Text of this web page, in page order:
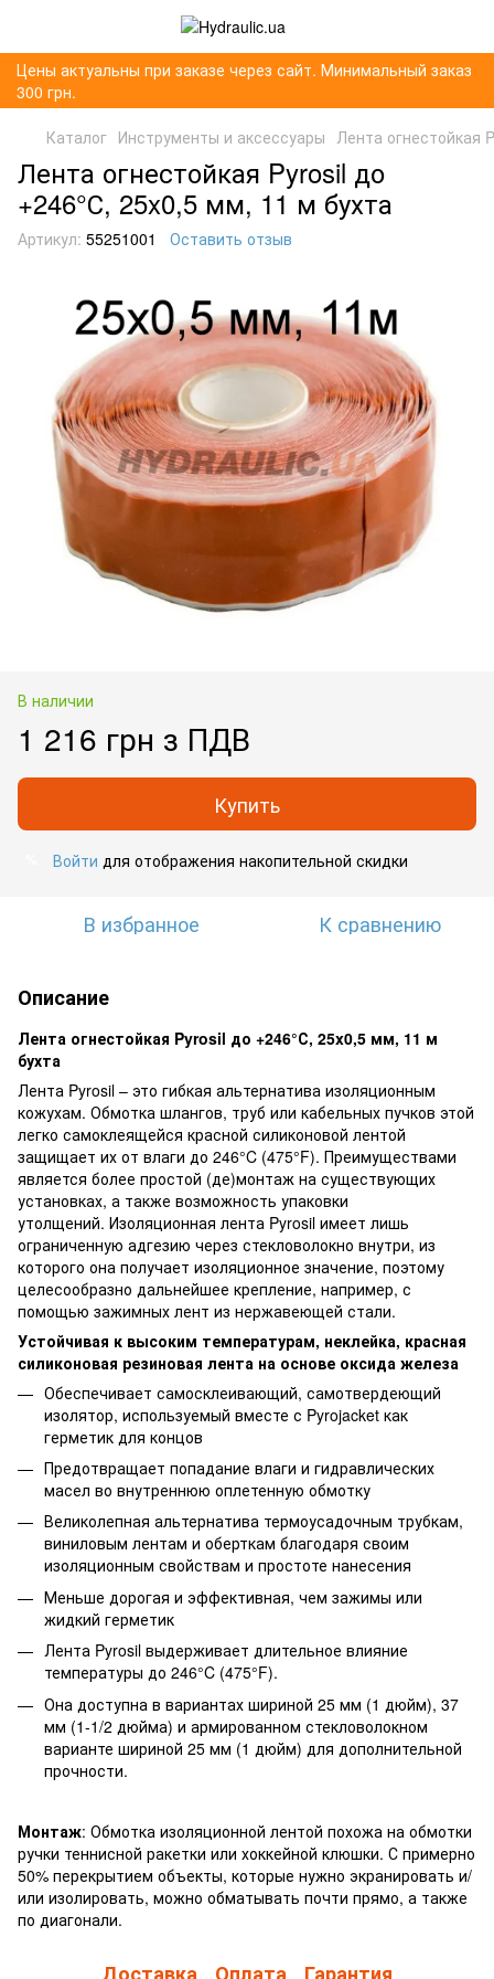
Цены актуальны при заказе через сайт. Минимальный заказ
300 грн.
Каталог Инструменты и аксессуары Лента огнестойкая
Лента огнестойкая Pyrosil до
+246°С, 25x0,5 мм, 11 м бухта
Артикул: 55251001 Оставить отзыв
В наличии
1 216 грн з ПДВ
Купить
Войти для отображения накопительной скидки
В избранное К сравнению
Описание
Лента огнестойкая Pyrosil до +246°С, 25x0,5 мм, 11 м
бухта
Лента Pyrosil – это гибкая альтернатива изоляционным
кожухам. Обмотка шлангов, труб или кабельных пучков этой
легко самоклеящейся красной силиконовой лентой
защищает их от влаги до 246°C (475°F). Преимуществами
является более простой (де)монтаж на существующих
установках, а также возможность упаковки
утолщений. Изоляционная лента Pyrosil имеет лишь
ограниченную адгезию через стекловолокно внутри, из
которого она получает изоляционное значение, поэтому
целесообразно дальнейшее крепление, например, с
помощью зажимных лент из нержавеющей стали.
Устойчивая к высоким температурам, неклейка, красная
силиконовая резиновая лента на основе оксида железа
Обеспечивает самосклеивающий, самотвердеющий
изолятор, используемый вместе с Pyrojacket как
герметик для концов
Предотвращает попадание влаги и гидравлических
масел во внутреннюю оплетенную обмотку
Великолепная альтернатива термоусадочным трубкам,
виниловым лентам и оберткам благодаря своим
изоляционным свойствам и простоте нанесения
Меньше дорогая и эффективная, чем зажимы или
жидкий герметик
Лента Pyrosil выдерживает длительное влияние
температуры до 246°C (475°F).
Она доступна в вариантах шириной 25 мм (1 дюйм), 37
мм (1-1/2 дюйма) и армированном стекловолокном
варианте шириной 25 мм (1 дюйм) для дополнительной
прочности.
Монтаж: Обмотка изоляционной лентой похожа на обмотки
ручки теннисной ракетки или хоккейной клюшки. С примерно
50% перекрытием объекты, которые нужно экранировать и/
или изолировать, можно обматывать почти прямо, а также
по диагонали.